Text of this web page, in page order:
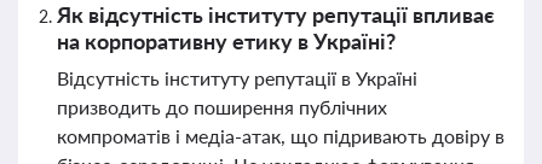
Як відсутність інституту репутації впливає
на корпоративну етику в Україні?
Відсутність інституту репутації в Україні
призводить до поширення публічних
компроматів і медіа-атак, що підривають довіру в